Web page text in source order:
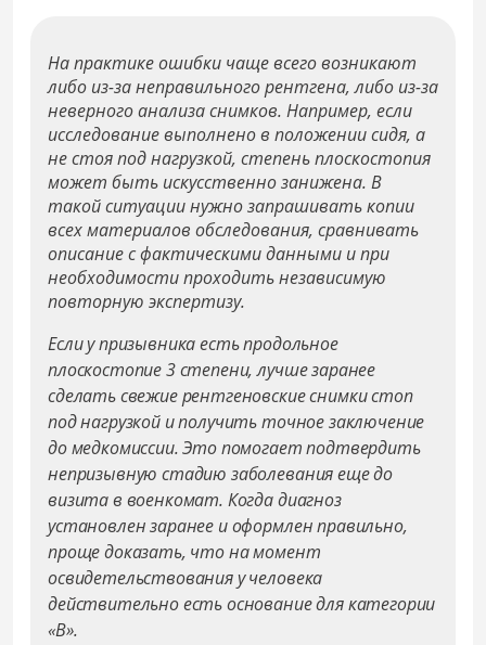
На практике ошибки чаще всего возникают
либо из-за неправильного рентгена, либо из-за
неверного анализа снимков. Например, если
исследование выполнено в положении сидя, а
не стоя под нагрузкой, степень плоскостопия
может быть искусственно занижена. В
такой ситуации нужно запрашивать копии
всех материалов обследования, сравнивать
описание с фактическими данными и при
необходимости проходить независимую
повторную экспертизу.
Если у призывника есть продольное
плоскостопие 3 степени, лучше заранее
сделать свежие рентгеновские снимки стоп
под нагрузкой и получить точное заключение
до медкомиссии. Это помогает подтвердить
непризывную стадию заболевания еще до
визита в военкомат. Когда диагноз
установлен заранее и оформлен правильно,
проще доказать, что на момент
освидетельствования у человека
действительно есть основание для категории
«В».